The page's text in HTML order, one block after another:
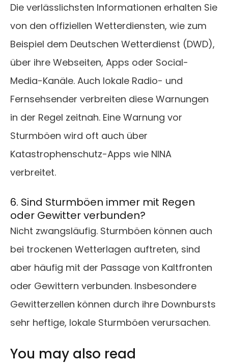
Die verlässlichsten Informationen erhalten Sie
von den offiziellen Wetterdiensten, wie zum
Beispiel dem Deutschen Wetterdienst (DWD),
über ihre Webseiten, Apps oder Social-
Media-Kanäle. Auch lokale Radio- und
Fernsehsender verbreiten diese Warnungen
in der Regel zeitnah. Eine Warnung vor
Sturmböen wird oft auch über
Katastrophenschutz-Apps wie NINA
verbreitet.
6. Sind Sturmböen immer mit Regen
oder Gewitter verbunden?
Nicht zwangsläufig. Sturmböen können auch
bei trockenen Wetterlagen auftreten, sind
aber häufig mit der Passage von Kaltfronten
oder Gewittern verbunden. Insbesondere
Gewitterzellen können durch ihre Downbursts
sehr heftige, lokale Sturmböen verursachen.
You may also read